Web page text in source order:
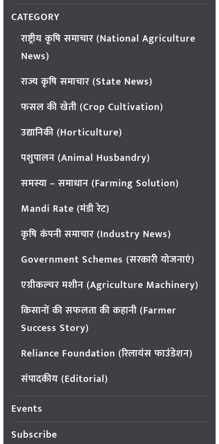
CATEGORY
राष्ट्रीय कृषि समाचार (National Agriculture
News)
राज्य कृषि समाचार (State News)
फसल की खेती (Crop Cultivation)
उद्यानिकी (Horticulture)
पशुपालन (Animal Husbandry)
समस्या – समाधान (Farming Solution)
Mandi Rate (मंडी रेट)
कृषि कंपनी समाचार (Industry News)
Government Schemes (सरकारी योजनाएं)
एग्रीकल्चर मशीन (Agriculture Machinery)
किसानों की सफलता की कहानी (Farmer
Success Story)
Reliance Foundation (रिलायंस फाउंडेशन)
संपादकीय (Editorial)
Events
Subscribe